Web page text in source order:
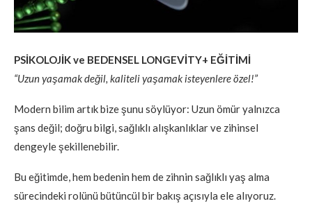
PSİKOLOJİK ve BEDENSEL LONGEVİTY+ EĞİTİMİ
“Uzun yaşamak değil, kaliteli yaşamak isteyenlere özel!”
Modern bilim artık bize şunu söylüyor: Uzun ömür yalnızca
şans değil; doğru bilgi, sağlıklı alışkanlıklar ve zihinsel
dengeyle şekillenebilir.
Bu eğitimde, hem bedenin hem de zihnin sağlıklı yaş alma
sürecindeki rolünü bütüncül bir bakış açısıyla ele alıyoruz.